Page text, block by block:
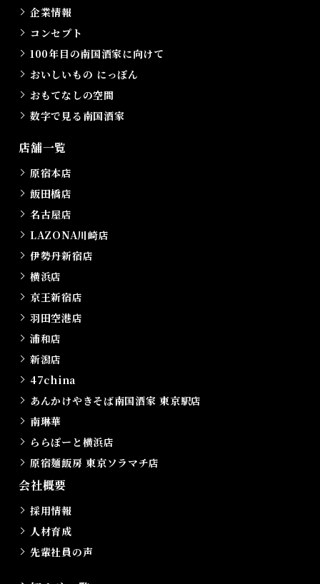
企業情報
コンセプト
100年目の南国酒家に向けて
おいしいもの にっぽん
おもてなしの空間
数字で見る南国酒家
店舗一覧
原宿本店
飯田橋店
名古屋店
LAZONA川崎店
伊勢丹新宿店
横浜店
京王新宿店
羽田空港店
浦和店
新潟店
47china
あんかけやきそば南国酒家 東京駅店
南琳華
ららぽーと横浜店
原宿麺飯房 東京ソラマチ店
会社概要
採用情報
人材育成
先輩社員の声